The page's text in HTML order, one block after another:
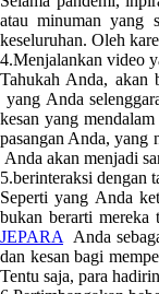
atau minuman yang
keseluruhan. Oleh
4.Menjalankan video
Tahukah Anda,
yang Anda
kesan yang
pasangan Anda,
Anda akan menjadi
5.berinteraksi dengan
Seperti yang Anda
bukan berarti mereka
JEPARA Anda
dan kesan bagi
Tentu saja, para